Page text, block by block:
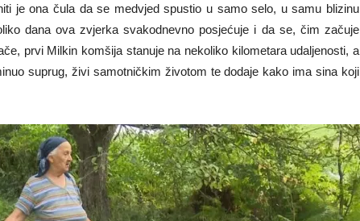
je ona čula da se medvjed spustio u samo selo, u samu blizinu
dana ova zvjerka svakodnevno posjećuje i da se, čim začuje
prvi Milkin komšija stanuje na nekoliko kilometara udaljenosti, a
suprug, živi samotničkim životom te dodaje kako ima sina koji